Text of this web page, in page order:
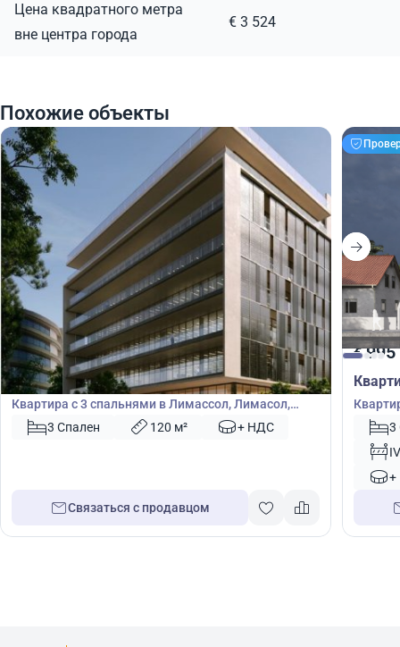
Цена квадратного метра
вне центра города
€ 3 524
Похожие объекты
€1 030 000
Квартира
Квартира с 3 спальнями в Лимассол, Лимасол,
Кипр № 44025
3 Спален 120 м² + НДС
Связаться с продавцом
€995
Кипр3